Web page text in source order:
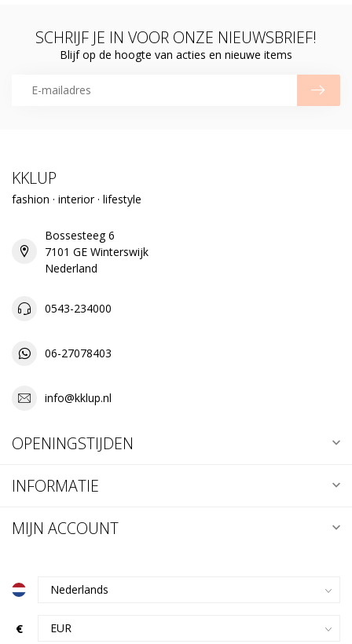
SCHRIJF JE IN VOOR ONZE NIEUWSBRIEF!
Blijf op de hoogte van acties en nieuwe items
KKLUP
fashion · interior · lifestyle
Bossesteeg 6
7101 GE Winterswijk
Nederland
0543-234000
06-27078403
info@kklup.nl
OPENINGSTIJDEN
INFORMATIE
MIJN ACCOUNT
€